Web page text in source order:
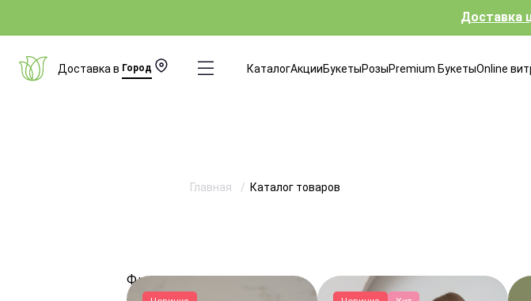
Доставка
Доставка в Город КаталогАкцииБукетыРозыPremium БукетыOnline
Фильтры
Главная Каталог товаров